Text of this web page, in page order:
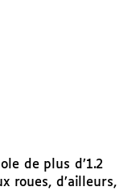
de plus d’1.2
roues, d’ailleurs,